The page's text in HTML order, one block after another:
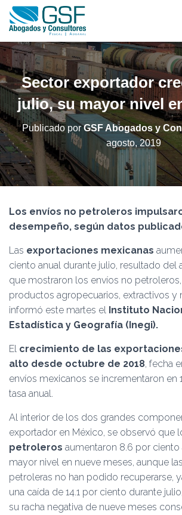
Sector exportador
julio, su mayor nivel
Publicado porGSF Abogados y
agosto, 2019
Los envíos no petroleros
desempeño, según datos
Las exportaciones mexicanas
ciento anual durante julio, resultado del
que mostraron los envíos no
productos agropecuarios, extractivos y
informó este martes el Instituto
Estadística y Geografía (Inegi).
El crecimiento de las
alto desde octubre de 2018, fecha
envíos mexicanos se incrementaron en
tasa anual.
Al interior de los dos grandes
exportador en México, se observó que
petroleros aumentaron 8.6 por ciento
mayor nivel en nueve meses, aunque
petroleras no han podido recuperarse,
una caída de 14.1 por ciento durante
su racha negativa de nueve meses